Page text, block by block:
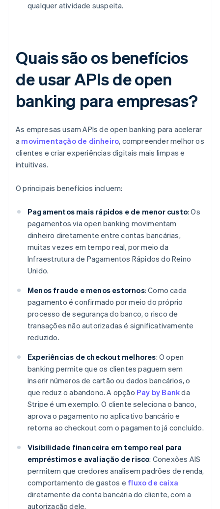
qualquer atividade suspeita.
Quais são os benefícios
de usar APIs de open
banking para empresas?
As empresas usam APIs de open banking para acelerar
a movimentação de dinheiro, compreender melhor os
clientes e criar experiências digitais mais limpas e
intuitivas.
O principais benefícios incluem:
Pagamentos mais rápidos e de menor custo: Os
pagamentos via open banking movimentam
dinheiro diretamente entre contas bancárias,
muitas vezes em tempo real, por meio da
Infraestrutura de Pagamentos Rápidos do Reino
Unido.
Menos fraude e menos estornos: Como cada
pagamento é confirmado por meio do próprio
processo de segurança do banco, o risco de
transações não autorizadas é significativamente
reduzido.
Experiências de checkout melhores: O open
banking permite que os clientes paguem sem
inserir números de cartão ou dados bancários, o
que reduz o abandono. A opção Pay by Bankda
Stripe é um exemplo. O cliente seleciona o banco,
aprova o pagamento no aplicativo bancário e
retorna ao checkout com o pagamento já concluído.
Visibilidade financeira em tempo real para
empréstimos e avaliação de risco: Conexões AIS
permitem que credores analisem padrões de renda,
comportamento de gastos e fluxo de caixa
diretamente da conta bancária do cliente, com a
autorização dele.